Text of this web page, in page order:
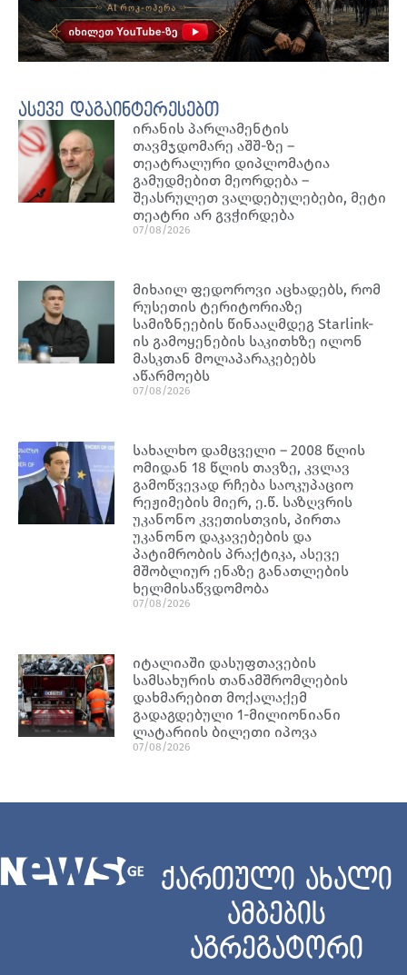
ასევე დაგაინტერესებთ
ირანის პარლამენტის
თავმჯდომარე აშშ-ზე –
თეატრალური დიპლომატია
გამუდმებით მეორდება –
შეასრულეთ ვალდებულებები, მეტი
თეატრი არ გვჭირდება
07/08/2026
მიხაილ ფედოროვი აცხადებს, რომ
რუსეთის ტერიტორიაზე
სამიზნეების წინააღმდეგ Starlink-
ის გამოყენების საკითხზე ილონ
მასკთან მოლაპარაკებებს
აწარმოებს
07/08/2026
სახალხო დამცველი – 2008 წლის
ომიდან 18 წლის თავზე, კვლავ
გამოწვევად რჩება საოკუპაციო
რეჟიმების მიერ, ე.წ. საზღვრის
უკანონო კვეთისთვის, პირთა
უკანონო დაკავებების და
პატიმრობის პრაქტიკა, ასევე
მშობლიურ ენაზე განათლების
ხელმისაწვდომობა
07/08/2026
იტალიაში დასუფთავების
სამსახურის თანამშრომლების
დახმარებით მოქალაქემ
გადაგდებული 1-მილიონიანი
ლატარიის ბილეთი იპოვა
07/08/2026
ქართული ახალი
ამბების
აგრეგატორი